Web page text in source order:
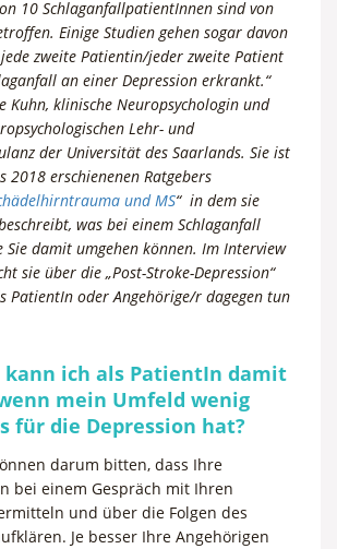
10 SchlaganfallpatientInnen sind von
Einige Studien gehen sogar davon
zweite Patientin/jeder zweite Patient
an einer Depression erkrankt.“
Kuhn, klinische Neuropsychologin und
Lehr- und
der Universität des Saarlands. Sie ist
2018 erschienenen Ratgebers
und MS“ in dem sie
was bei einem Schlaganfall
Sie damit umgehen können. Im Interview
sie über die „Post-Stroke-Depression“
PatientIn oder Angehörige/r dagegen tun
kann ich als PatientIn damit
mein Umfeld wenig
für die Depression hat?
darum bitten, dass Ihre
bei einem Gespräch mit Ihren
und über die Folgen des
Je besser Ihre Angehörigen